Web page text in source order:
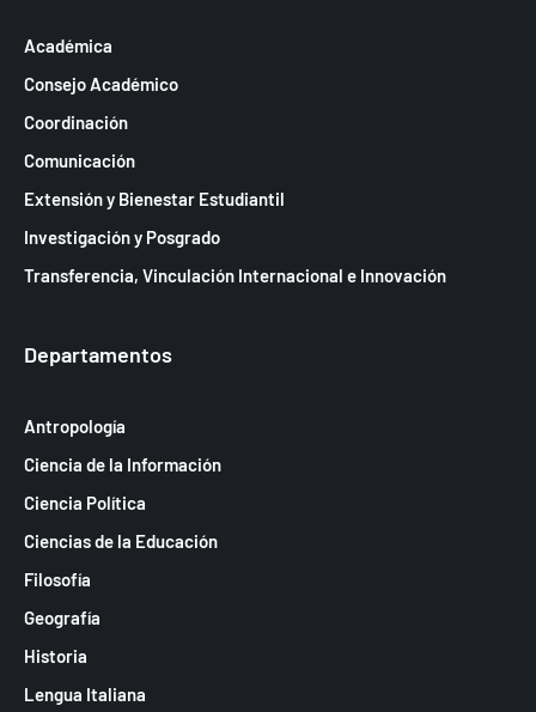
Académica
Consejo Académico
Coordinación
Comunicación
Extensión y Bienestar Estudiantil
Investigación y Posgrado
Transferencia, Vinculación Internacional e Innovación
Departamentos
Antropología
Ciencia de la Información
Ciencia Política
Ciencias de la Educación
Filosofía
Geografía
Historia
Lengua Italiana